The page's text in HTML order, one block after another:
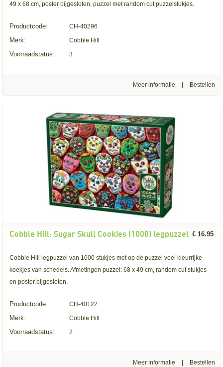
49 x 68 cm, poster bijgesloten, puzzel met random cut puzzelstukjes.
Productcode: CH-40296
Merk: Cobble Hill
Voorraadstatus: 3
Meer informatie
Cobble Hill: Sugar Skull Cookies (1000) legpuzzel € 16.95
Cobble Hill legpuzzel van 1000 stukjes met op de puzzel veel kleurrijke
koekjes van schedels. Afmetingen puzzel: 68 x 49 cm, random cut stukjes
en poster bijgesloten.
Productcode: CH-40122
Merk: Cobble Hill
Voorraadstatus: 2
Meer informatie